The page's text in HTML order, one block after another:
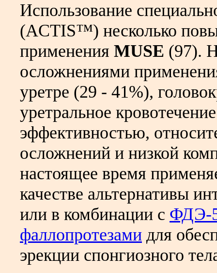
Использование
(ACTIS™) несколько
применения MUSE (97).
осложнениями
уретре (29 - 41%),
уретральное
эффективностью,
осложнений и низкой
настоящее время
качестве альтернативы
или в комбинации с ФДЭ-
фаллопротезами для
эрекции спонгиозного